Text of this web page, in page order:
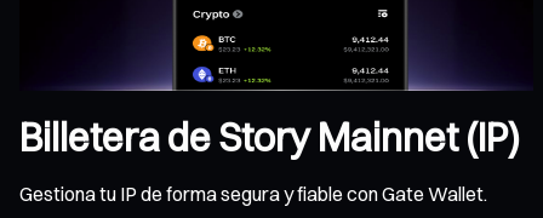
Billetera de Story Mainnet (IP)
Gestiona tu IP de forma segura y fiable con Gate Wallet.